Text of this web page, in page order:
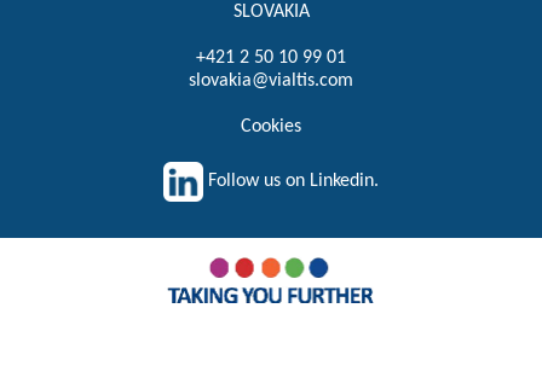
SLOVAKIA
+421 2 50 10 99 01
slovakia@vialtis.com
Cookies
Follow us on Linkedin.